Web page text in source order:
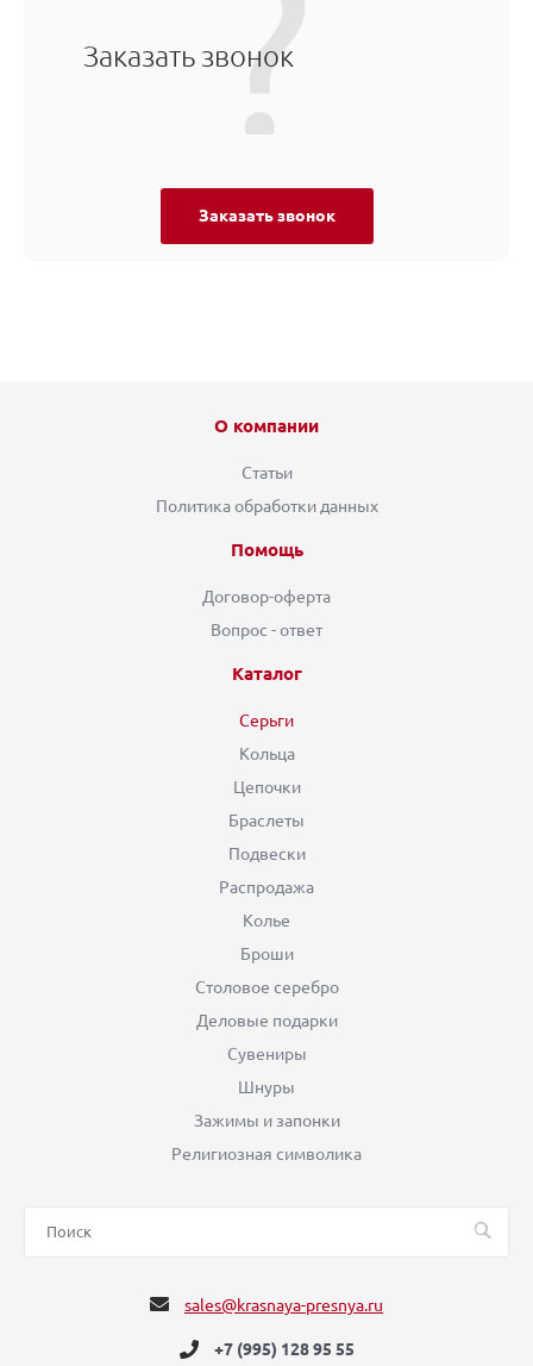
Заказать звонок
Заказать звонок
О компании
Статьи
Политика обработки данных
Помощь
Договор-оферта
Вопрос - ответ
Каталог
Серьги
Кольца
Цепочки
Браслеты
Подвески
Распродажа
Колье
Броши
Столовое серебро
Деловые подарки
Сувениры
Шнуры
Зажимы и запонки
Религиозная символика
sales@krasnaya-presnya.ru
+7 (995) 128 95 55